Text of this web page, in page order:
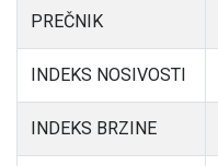
PREČNIK
INDEKS NOSIVOSTI
INDEKS BRZINE